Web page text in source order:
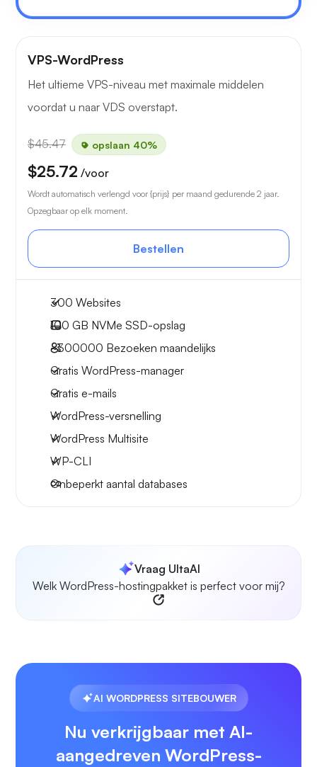
VPS-WordPress
Het ultieme VPS-niveau met maximale middelen
voordat u naar VDS overstapt.
$45.47 opslaan 40%
$25.72 /voor
Wordt automatisch verlengd voor {prijs} per maand gedurende 2 jaar.
Opzegbaar op elk moment.
Bestellen
300 Websites
100 GB NVMe SSD-opslag
~300000 Bezoeken maandelijks
Gratis WordPress-manager
Gratis e-mails
WordPress-versnelling
WordPress Multisite
WP-CLI
Onbeperkt aantal databases
Vraag UltaAI
Welk WordPress-hostingpakket is perfect voor mij?
AI WORDPRESS SITEBOUWER
Nu verkrijgbaar met AI-
aangedreven WordPress-